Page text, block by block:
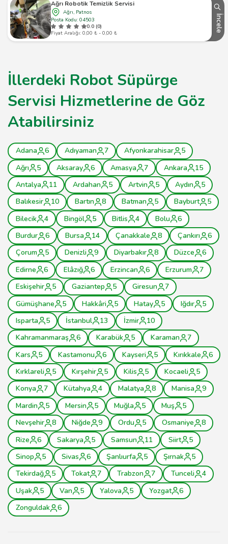
Ağrı Robotik Temizlik Servisi
Ağrı, Patnos
Posta Kodu: 04503
0.0 (0)
Fiyat Aralığı: 0,00 ₺ - 0,00 ₺
İncele
İllerdeki Robot Süpürge
Servisi Hizmetlerine de Göz
Atabilirsiniz
Adana 6 Adıyaman 7 Afyonkarahisar
5
Ağrı
5 Aksaray 6 Amasya 7 Ankara
15
Antalya
11 Ardahan 5 Artvin 5 Aydın
5
Balıkesir
10 Bartın 8 Batman 5 Bayburt
5
Bilecik
4 Bingöl 5 Bitlis 4 Bolu
6
Burdur
6 Bursa 14 Çanakkale 8 Çankırı
6
Çorum
5 Denizli 9 Diyarbakır 8 Düzce
6
Edirne
6 Elâzığ 6 Erzincan 6 Erzurum
7
Eskişehir
5 Gaziantep 5 Giresun
7
Gümüşhane
5 Hakkâri 5 Hatay 5 Iğdır
5
Isparta
5 İstanbul 13 İzmir
10
Kahramanmaraş
6 Karabük 5 Karaman
7
Kars
5 Kastamonu 6 Kayseri 5 Kırıkkale
6
Kırklareli
5 Kırşehir 5 Kilis 5 Kocaeli
5
Konya
7 Kütahya 4 Malatya 8 Manisa
9
Mardin
5 Mersin 5 Muğla 5 Muş
5
Nevşehir
8 Niğde 9 Ordu 5 Osmaniye
8
Rize
6 Sakarya 5 Samsun 11 Siirt
5
Sinop
5 Sivas 6 Şanlıurfa 5 Şırnak
5
Tekirdağ
5 Tokat 7 Trabzon 7 Tunceli
4
Uşak
5 Van 5 Yalova 5 Yozgat
6
Zonguldak
6